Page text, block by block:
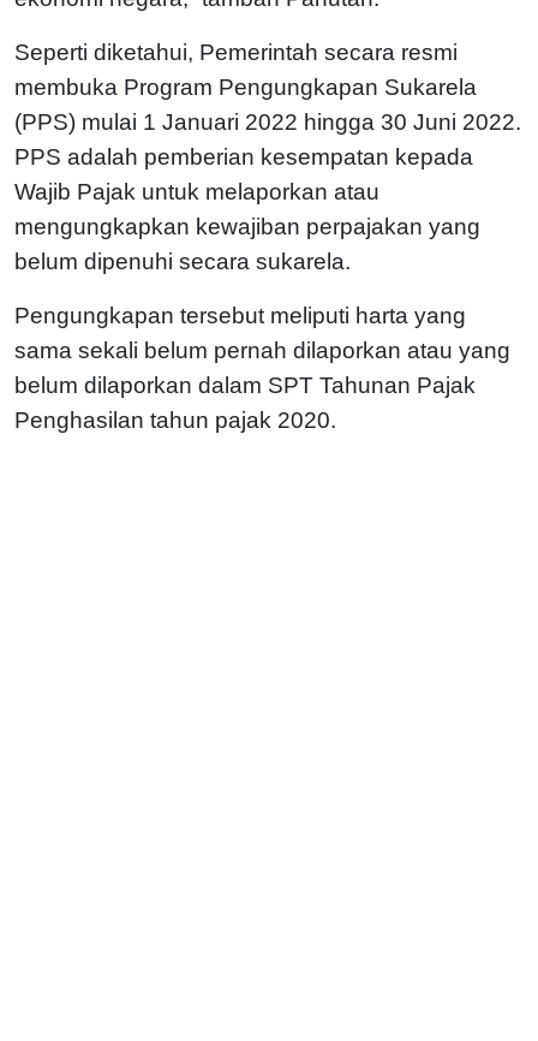
Seperti diketahui, Pemerintah secara resmi
membuka Program Pengungkapan Sukarela
(PPS) mulai 1 Januari 2022 hingga 30 Juni 2022.
PPS adalah pemberian kesempatan kepada
Wajib Pajak untuk melaporkan atau
mengungkapkan kewajiban perpajakan yang
belum dipenuhi secara sukarela.
Pengungkapan tersebut meliputi harta yang
sama sekali belum pernah dilaporkan atau yang
belum dilaporkan dalam SPT Tahunan Pajak
Penghasilan tahun pajak 2020.